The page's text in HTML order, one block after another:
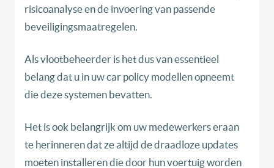
risicoanalyse en de invoering van passende
beveiligingsmaatregelen.
Als vlootbeheerder is het dus van essentieel
belang dat u in uw car policy modellen opneemt
die deze systemen bevatten.
Het is ook belangrijk om uw medewerkers eraan
te herinneren dat ze altijd de draadloze updates
moeten installeren die door hun voertuig worden